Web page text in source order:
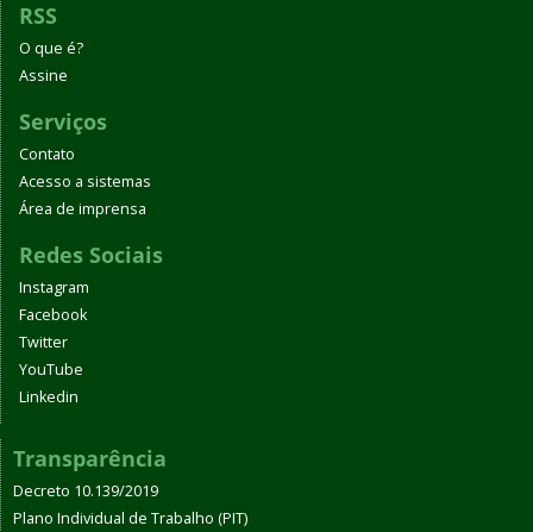
RSS
O que é?
Assine
Serviços
Contato
Acesso a sistemas
Área de imprensa
Redes Sociais
Instagram
Facebook
Twitter
YouTube
Linkedin
Transparência
Decreto 10.139/2019
Plano Individual de Trabalho (PIT)